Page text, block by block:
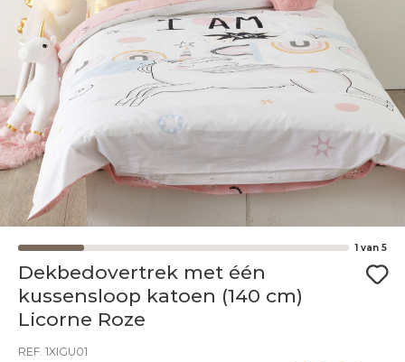
1 van 5
Dekbedovertrek met één
kussensloop katoen (140 cm)
Licorne Roze
REF. 1XIGU01